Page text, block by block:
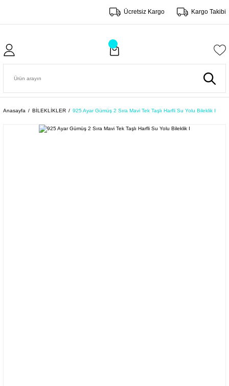
Ücretsiz Kargo Kargo Takibi
Anasayfa BİLEKLİKLER 925 Ayar Gümüş 2 Sıra Mavi Tek Taşlı Harfli Su Yolu Bileklik I